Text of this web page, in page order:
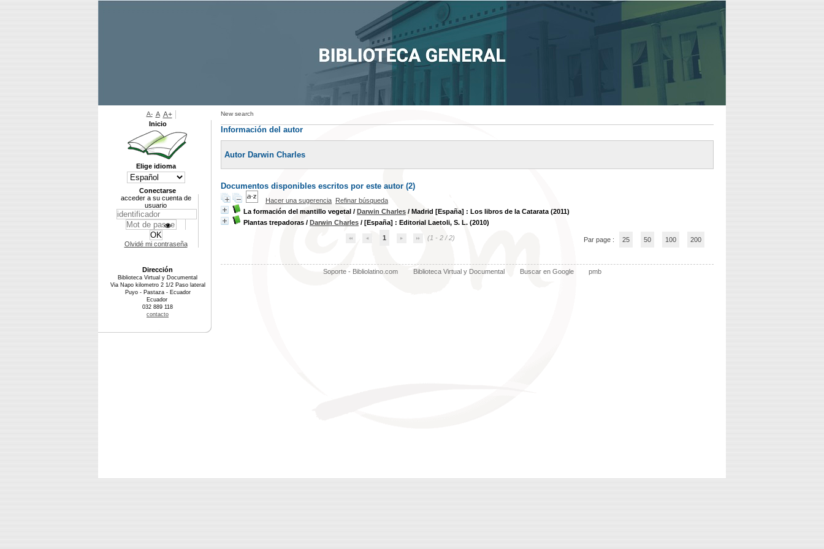
New search
Información del autor
Autor Darwin Charles
Documentos disponibles escritos por este autor (2)
Hacer una sugerencia Refinar búsqueda
La formación del mantillo vegetal / Darwin Charles / Madrid [España] : Los libros de la Catarata (2011)
Plantas trepadoras / Darwin Charles / [España] : Editorial Laetoli, S. L. (2010)
1 (1 - 2 / 2) Par page : 25 50 100 200
Soporte - Bibliolatino.com Biblioteca Virtual y Documental Buscar en Google pmb
A- A A+
Inicio
Elige idioma
Conectarse
acceder a su cuenta de
usuario
Olvidé mi contraseña
Dirección
Biblioteca Virtual y Documental
Via Napo kilometro 2 1/2 Paso lateral
Puyo - Pastaza - Ecuador
Ecuador
032 889 118
contacto